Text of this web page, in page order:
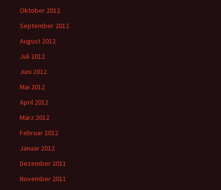
Oktober 2012
September 2012
August 2012
Juli 2012
Juni 2012
Mai 2012
April 2012
März 2012
Februar 2012
Januar 2012
Dezember 2011
November 2011